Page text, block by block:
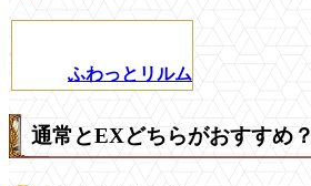
ふわっとリルム
通常とEXどちらがおすすめ？